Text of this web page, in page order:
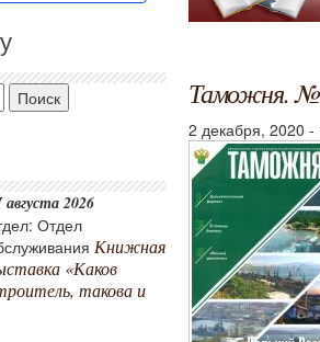
августа 2026
Отдел
Книжная
«Каков
такова и
Таможня. №
2 декабря, 2020 -